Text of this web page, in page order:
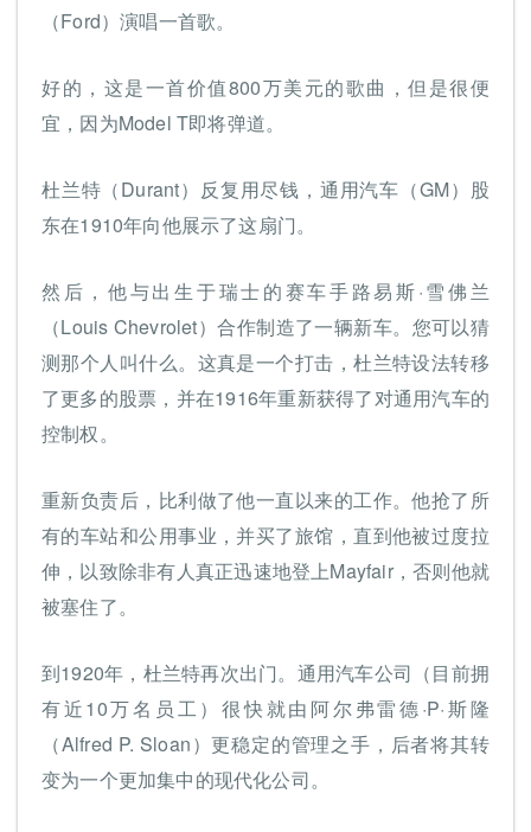
（Ford）演唱一首歌。
好的，这是一首价值800万美元的歌曲，但是很便
宜，因为Model T即将弹道。
杜兰特（Durant）反复用尽钱，通用汽车（GM）股
东在1910年向他展示了这扇门。
然后，他与出生于瑞士的赛车手路易斯·雪佛兰
（Louis Chevrolet）合作制造了一辆新车。您可以猜
测那个人叫什么。这真是一个打击，杜兰特设法转移
了更多的股票，并在1916年重新获得了对通用汽车的
控制权。
重新负责后，比利做了他一直以来的工作。他抢了所
有的车站和公用事业，并买了旅馆，直到他被过度拉
伸，以致除非有人真正迅速地登上Mayfair，否则他就
被塞住了。
到1920年，杜兰特再次出门。通用汽车公司（目前拥
有近10万名员工）很快就由阿尔弗雷德·P·斯隆
（Alfred P. Sloan）更稳定的管理之手，后者将其转
变为一个更加集中的现代化公司。